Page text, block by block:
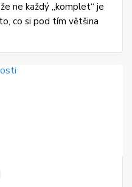
ne každý „komplet“ je
co si pod tím většina